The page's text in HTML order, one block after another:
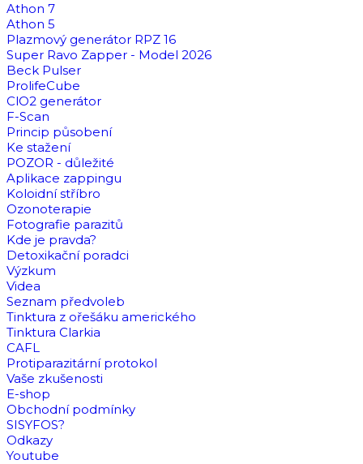
Athon 7
Athon 5
Plazmový generátor RPZ 16
Super Ravo Zapper - Model 2026
Beck Pulser
ProlifeCube
ClO2 generátor
F-Scan
Princip působení
Ke stažení
POZOR - důležité
Aplikace zappingu
Koloidní stříbro
Ozonoterapie
Fotografie parazitů
Kde je pravda?
Detoxikační poradci
Výzkum
Videa
Seznam předvoleb
Tinktura z ořešáku amerického
Tinktura Clarkia
CAFL
Protiparazitární protokol
Vaše zkušenosti
E-shop
Obchodní podmínky
SISYFOS?
Odkazy
Youtube